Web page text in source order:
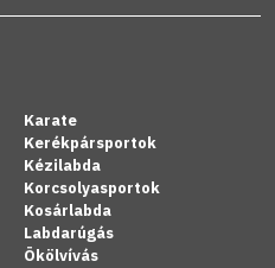
Karate
Kerékpársportok
Kézilabda
Korcsolyasportok
Kosárlabda
Labdarúgás
Ökölvívás